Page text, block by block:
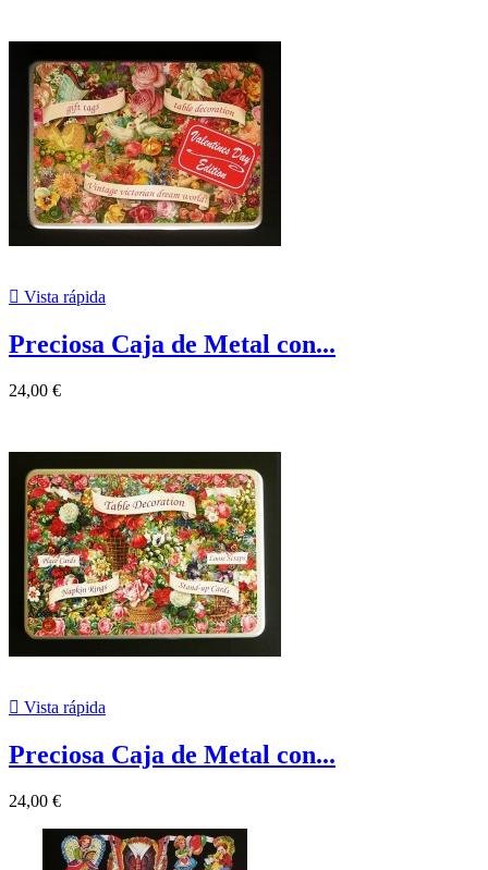
 Vista rápida
Preciosa Caja de Metal con...
24,00 €
 Vista rápida
Preciosa Caja de Metal con...
24,00 €